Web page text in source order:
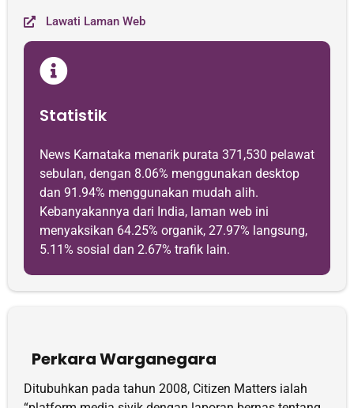
Lawati Laman Web
Statistik
News Karnataka menarik purata 371,530 pelawat
sebulan, dengan 8.06% menggunakan desktop
dan 91.94% menggunakan mudah alih.
Kebanyakannya dari India, laman web ini
menyaksikan 64.25% organik, 27.97% langsung,
5.11% sosial dan 2.67% trafik lain.
Perkara Warganegara
Ditubuhkan pada tahun 2008, Citizen Matters ialah